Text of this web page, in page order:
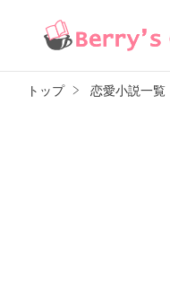
トップ 恋愛小説一覧